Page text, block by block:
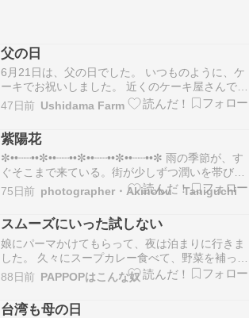
父の日
6月21日は、父の日でした。 いつものように、ケ
ーキでお祝いしました。 近くのケーキ屋さんで、
家族それぞれ、気に入ったケーキを選びました
が、父の日のケーキもあり、もちろん、それも選
びました。 母の日は、5月10日でした。 母の日に
も、同様にケーキを購入しました。 お店も考えて
いる…
47日前 Ushidama Farm
紫陽花
✼••┈┈••✼••┈┈••✼••┈┈••✼••┈┈••✼ 雨の季節が、す
ぐそこまで来ている。街が少しずつ潤いを帯びる
なか、 まだ色を持たない紫陽花たちが、 静か
に、じっと、その時を待っています。まぶしい緑
のなかに隠された、小さな小さな蕾。それは、こ
れから訪れる色彩の、 ひそや…
75日前 photographer・Akinobu Taniguchi
スムーズにいった試しない
娘にパーマかけてもらって、夜は泊まりに行きま
した。 久々にスープカレー食べて、野菜を補った
で。 母の日のプレゼントでペットカメラをもらい
ましたの。 ありがとう〜！！ 娘んちは...続きを
読む >>
88日前 PAPPOPはこんな奴
台湾も母の日